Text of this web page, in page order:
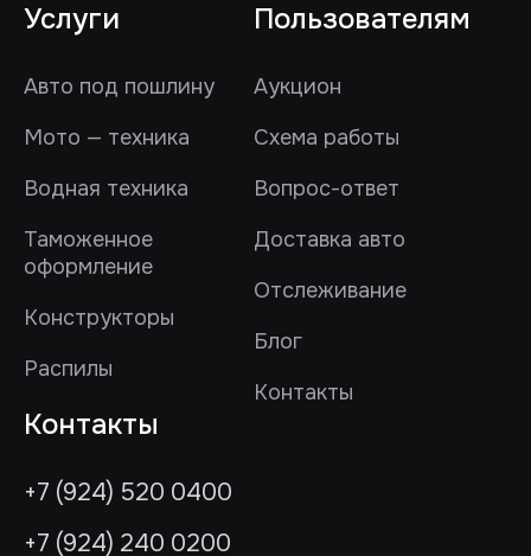
Услуги
Авто под пошлину
Мото — техника
Водная техника
Таможенное
оформление
Конструкторы
Распилы
Пользователям
Аукцион
Схема работы
Вопрос-ответ
Доставка авто
Отслеживание
Блог
Контакты
Контакты
+7 (924) 520 0400
+7 (924) 240 0200